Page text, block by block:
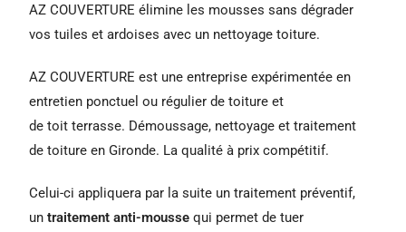
AZ COUVERTURE élimine les mousses sans dégrader
vos tuiles et ardoises avec un nettoyage toiture.
AZ COUVERTURE est une entreprise expérimentée en
entretien ponctuel ou régulier de toiture et
de toit terrasse. Démoussage, nettoyage et traitement
de toiture en Gironde. La qualité à prix compétitif.
Celui-ci appliquera par la suite un traitement préventif,
untraitement anti-mousse qui permet de tuer